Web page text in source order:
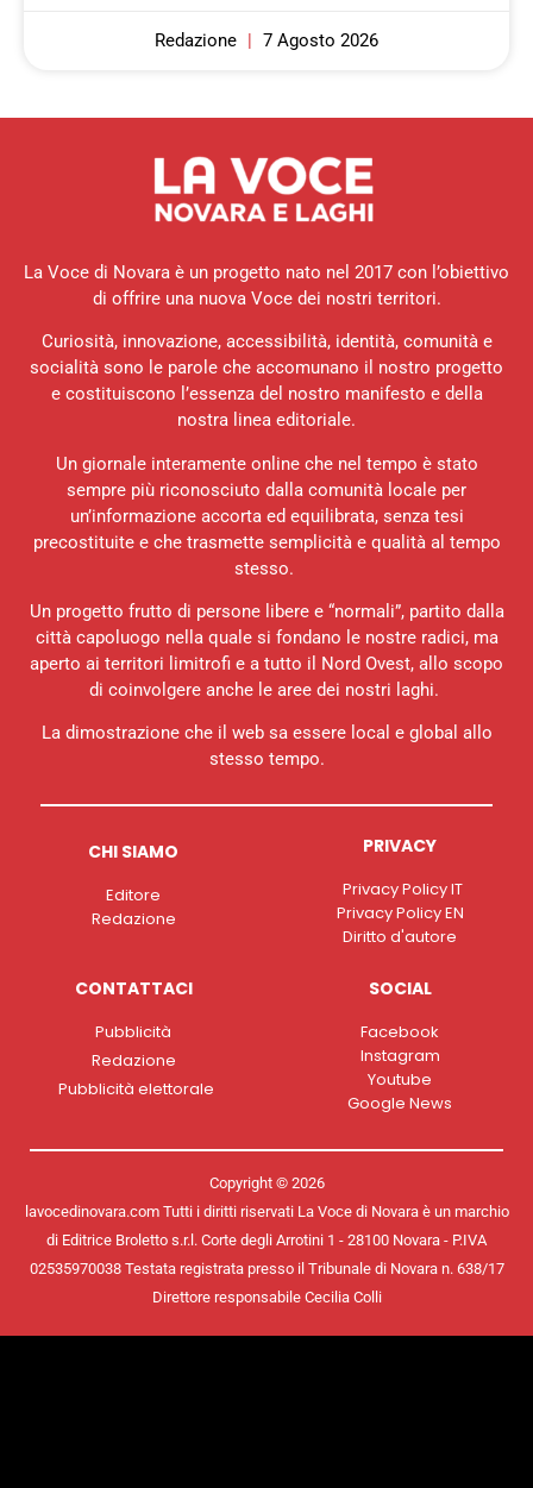
Redazione 7 Agosto 2026
La Voce di Novara è un progetto nato nel 2017 con l’obiettivo
di offrire una nuova Voce dei nostri territori.
Curiosità, innovazione, accessibilità, identità, comunità e
socialità sono le parole che accomunano il nostro progetto
e costituiscono l’essenza del nostro manifesto e della
nostra linea editoriale.
Un giornale interamente online che nel tempo è stato
sempre più riconosciuto dalla comunità locale per
un’informazione accorta ed equilibrata, senza tesi
precostituite e che trasmette semplicità e qualità al tempo
stesso.
Un progetto frutto di persone libere e “normali”, partito dalla
città capoluogo nella quale si fondano le nostre radici, ma
aperto ai territori limitrofi e a tutto il Nord Ovest, allo scopo
di coinvolgere anche le aree dei nostri laghi.
La dimostrazione che il web sa essere local e global allo
stesso tempo.
CHI SIAMO
Editore
Redazione
PRIVACY
Privacy Policy IT
Privacy Policy EN
Diritto d'autore
CONTATTACI
Pubblicità
Redazione
Pubblicità elettorale
SOCIAL
Facebook
Instagram
Youtube
Google News
Copyright © 2026
lavocedinovara.com Tutti i diritti riservati La Voce di Novara è un marchio
di Editrice Broletto s.r.l. Corte degli Arrotini 1 - 28100 Novara - P.IVA
02535970038 Testata registrata presso il Tribunale di Novara n. 638/17
Direttore responsabile Cecilia Colli